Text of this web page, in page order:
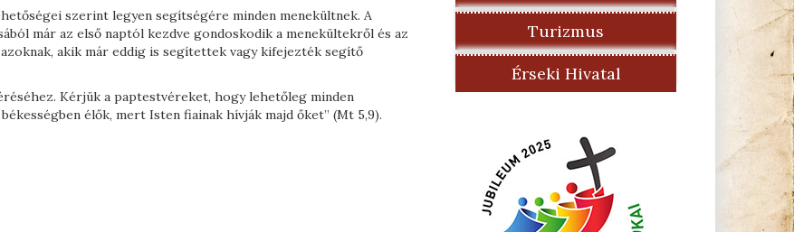
szerint legyen segítségére minden menekültnek. A
már az első naptól kezdve gondoskodik a menekültekről és az
akik már eddig is segítettek vagy kifejezték segítő
Kérjük a paptestvéreket, hogy lehetőleg minden
élők, mert Isten fiainak hívják majd őket” (Mt 5,9).
Turizmus
Érseki Hivatal